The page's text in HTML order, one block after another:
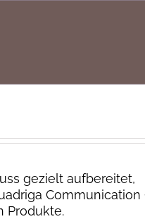
gezielt aufbereitet,
Communication
Produkte.